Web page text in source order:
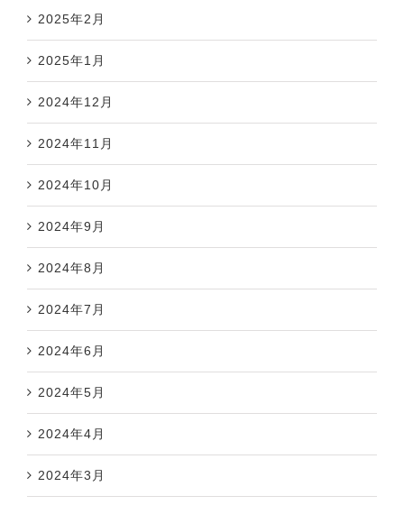
2025年2月
2025年1月
2024年12月
2024年11月
2024年10月
2024年9月
2024年8月
2024年7月
2024年6月
2024年5月
2024年4月
2024年3月